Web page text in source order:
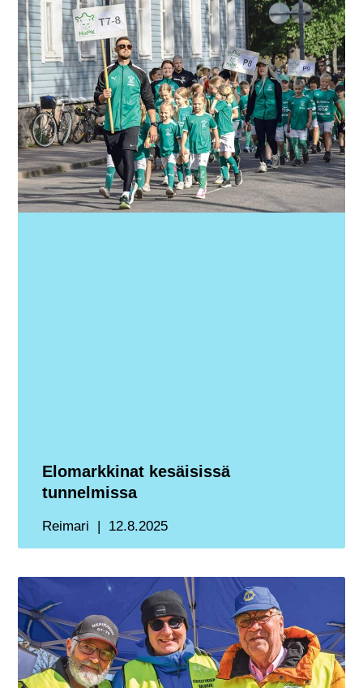
Elomarkkinat kesäisissä
tunnelmissa
Reimari 12.8.2025